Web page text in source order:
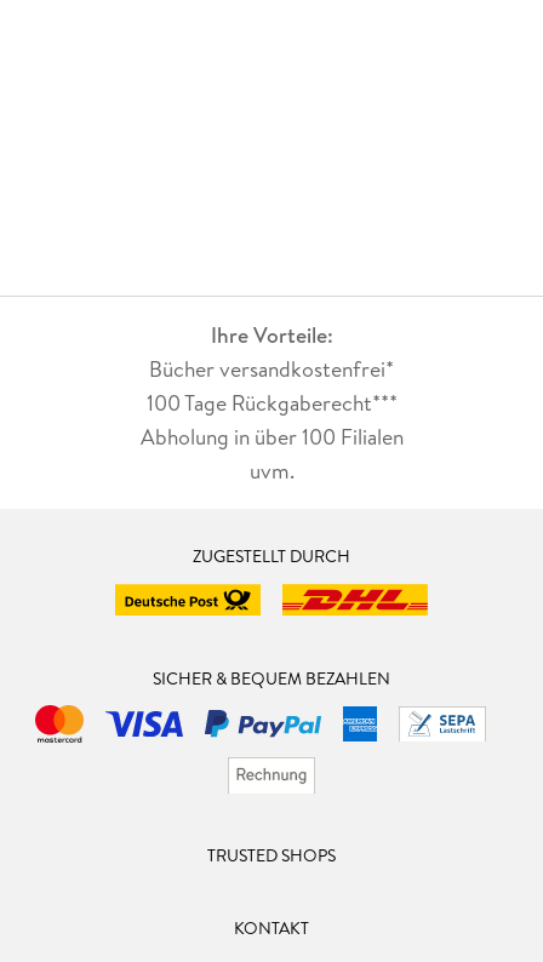
Ihre Vorteile:
Bücher versandkostenfrei*
100 Tage Rückgaberecht***
Abholung in über 100 Filialen
uvm.
ZUGESTELLT DURCH
SICHER & BEQUEM BEZAHLEN
TRUSTED SHOPS
KONTAKT